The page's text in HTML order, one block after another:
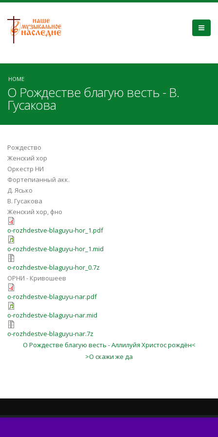
HOME
О Рождестве благую весть - В.
Гусакова
Рождество
Женский хор
Оркестр НИ
Фортепианный акк.
Д. Ясько
В. Гусакова
Женский хор, фно
o-rozhdestve-blaguyu-hor_1.pdf
o-rozhdestve-blaguyu-hor_1.mid
o-rozhdestve-blaguyu-hor_0.7z
ОРНИ - Кривошеев
o-rozhdestve-blaguyu-nar.pdf
o-rozhdestve-blaguyu-nar.mid
o-rozhdestve-blaguyu-nar.7z
О Рождестве благую весть - Аллилуйя Христос рождён<
>О скажи же да